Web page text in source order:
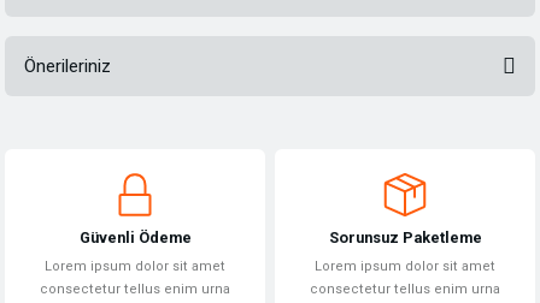
Önerileriniz
Görüş ve önerileriniz için teşekkür ederiz.
Ürün açıklamasında eksik bilgiler bulunuyor.
Güvenli Ödeme
Lorem ipsum dolor sit amet
consectetur tellus enim urna
Sorunsuz Paketleme
Lorem ipsum dolor sit amet
consectetur tellus enim urna